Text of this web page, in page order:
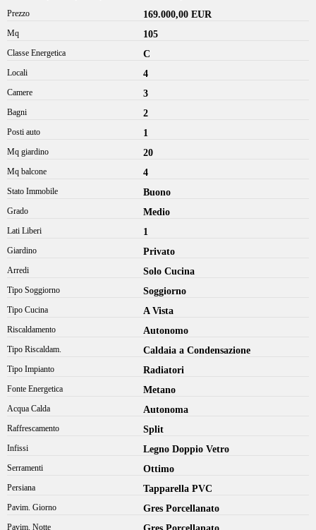
Prezzo 169.000,00 EUR
Mq 105
Classe Energetica C
Locali 4
Camere 3
Bagni 2
Posti auto 1
Mq giardino 20
Mq balcone 4
Stato Immobile Buono
Grado Medio
Lati Liberi 1
Giardino Privato
Arredi Solo Cucina
Tipo Soggiorno Soggiorno
Tipo Cucina A Vista
Riscaldamento Autonomo
Tipo Riscaldam. Caldaia a Condensazione
Tipo Impianto Radiatori
Fonte Energetica Metano
Acqua Calda Autonoma
Raffrescamento Split
Infissi Legno Doppio Vetro
Serramenti Ottimo
Persiana Tapparella PVC
Pavim. Giorno Gres Porcellanato
Pavim. Notte